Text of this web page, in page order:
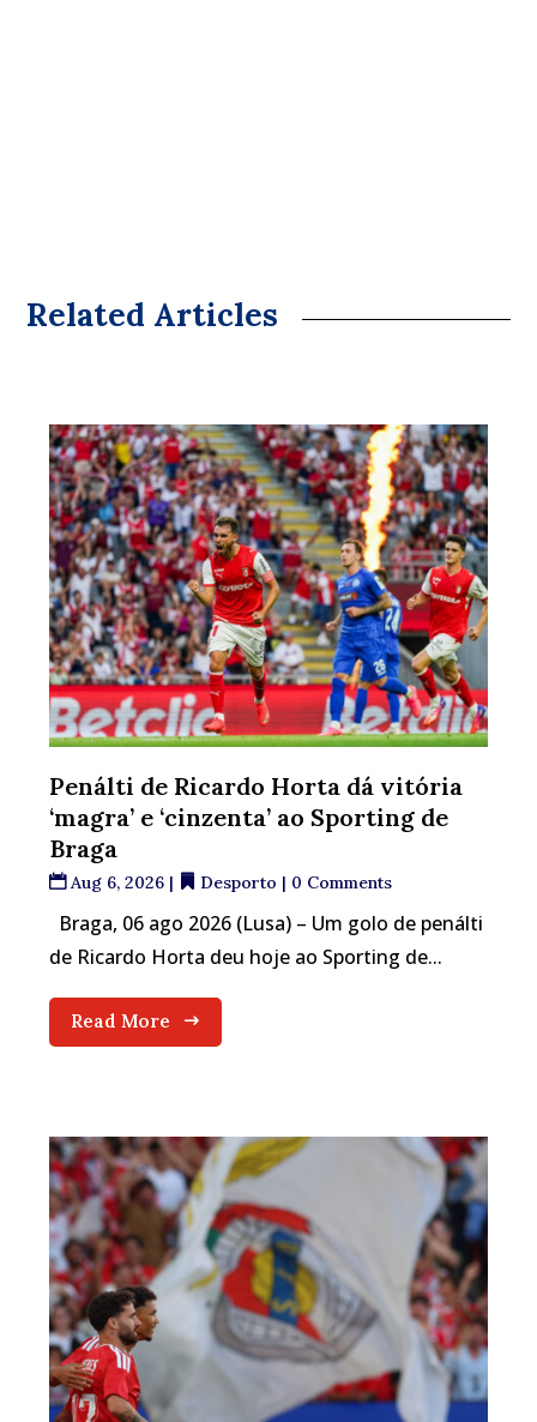
Related Articles
Penálti de Ricardo Horta dá vitória
‘magra’ e ‘cinzenta’ ao Sporting de
Braga
Aug 6, 2026 | Desporto | 0 Comments
Braga, 06 ago 2026 (Lusa) – Um golo de penálti
de Ricardo Horta deu hoje ao Sporting de...
Read More